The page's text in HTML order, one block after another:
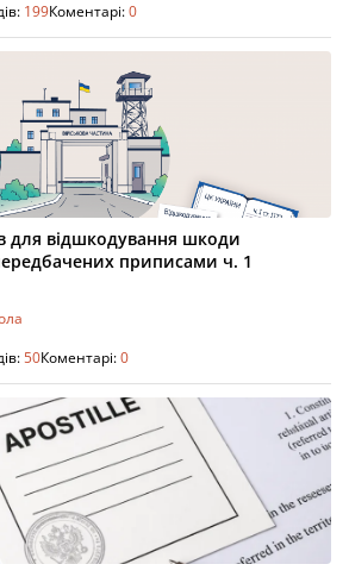
199Коментарі:0
для відшкодування шкоди
приписами ч. 1
50Коментарі:0